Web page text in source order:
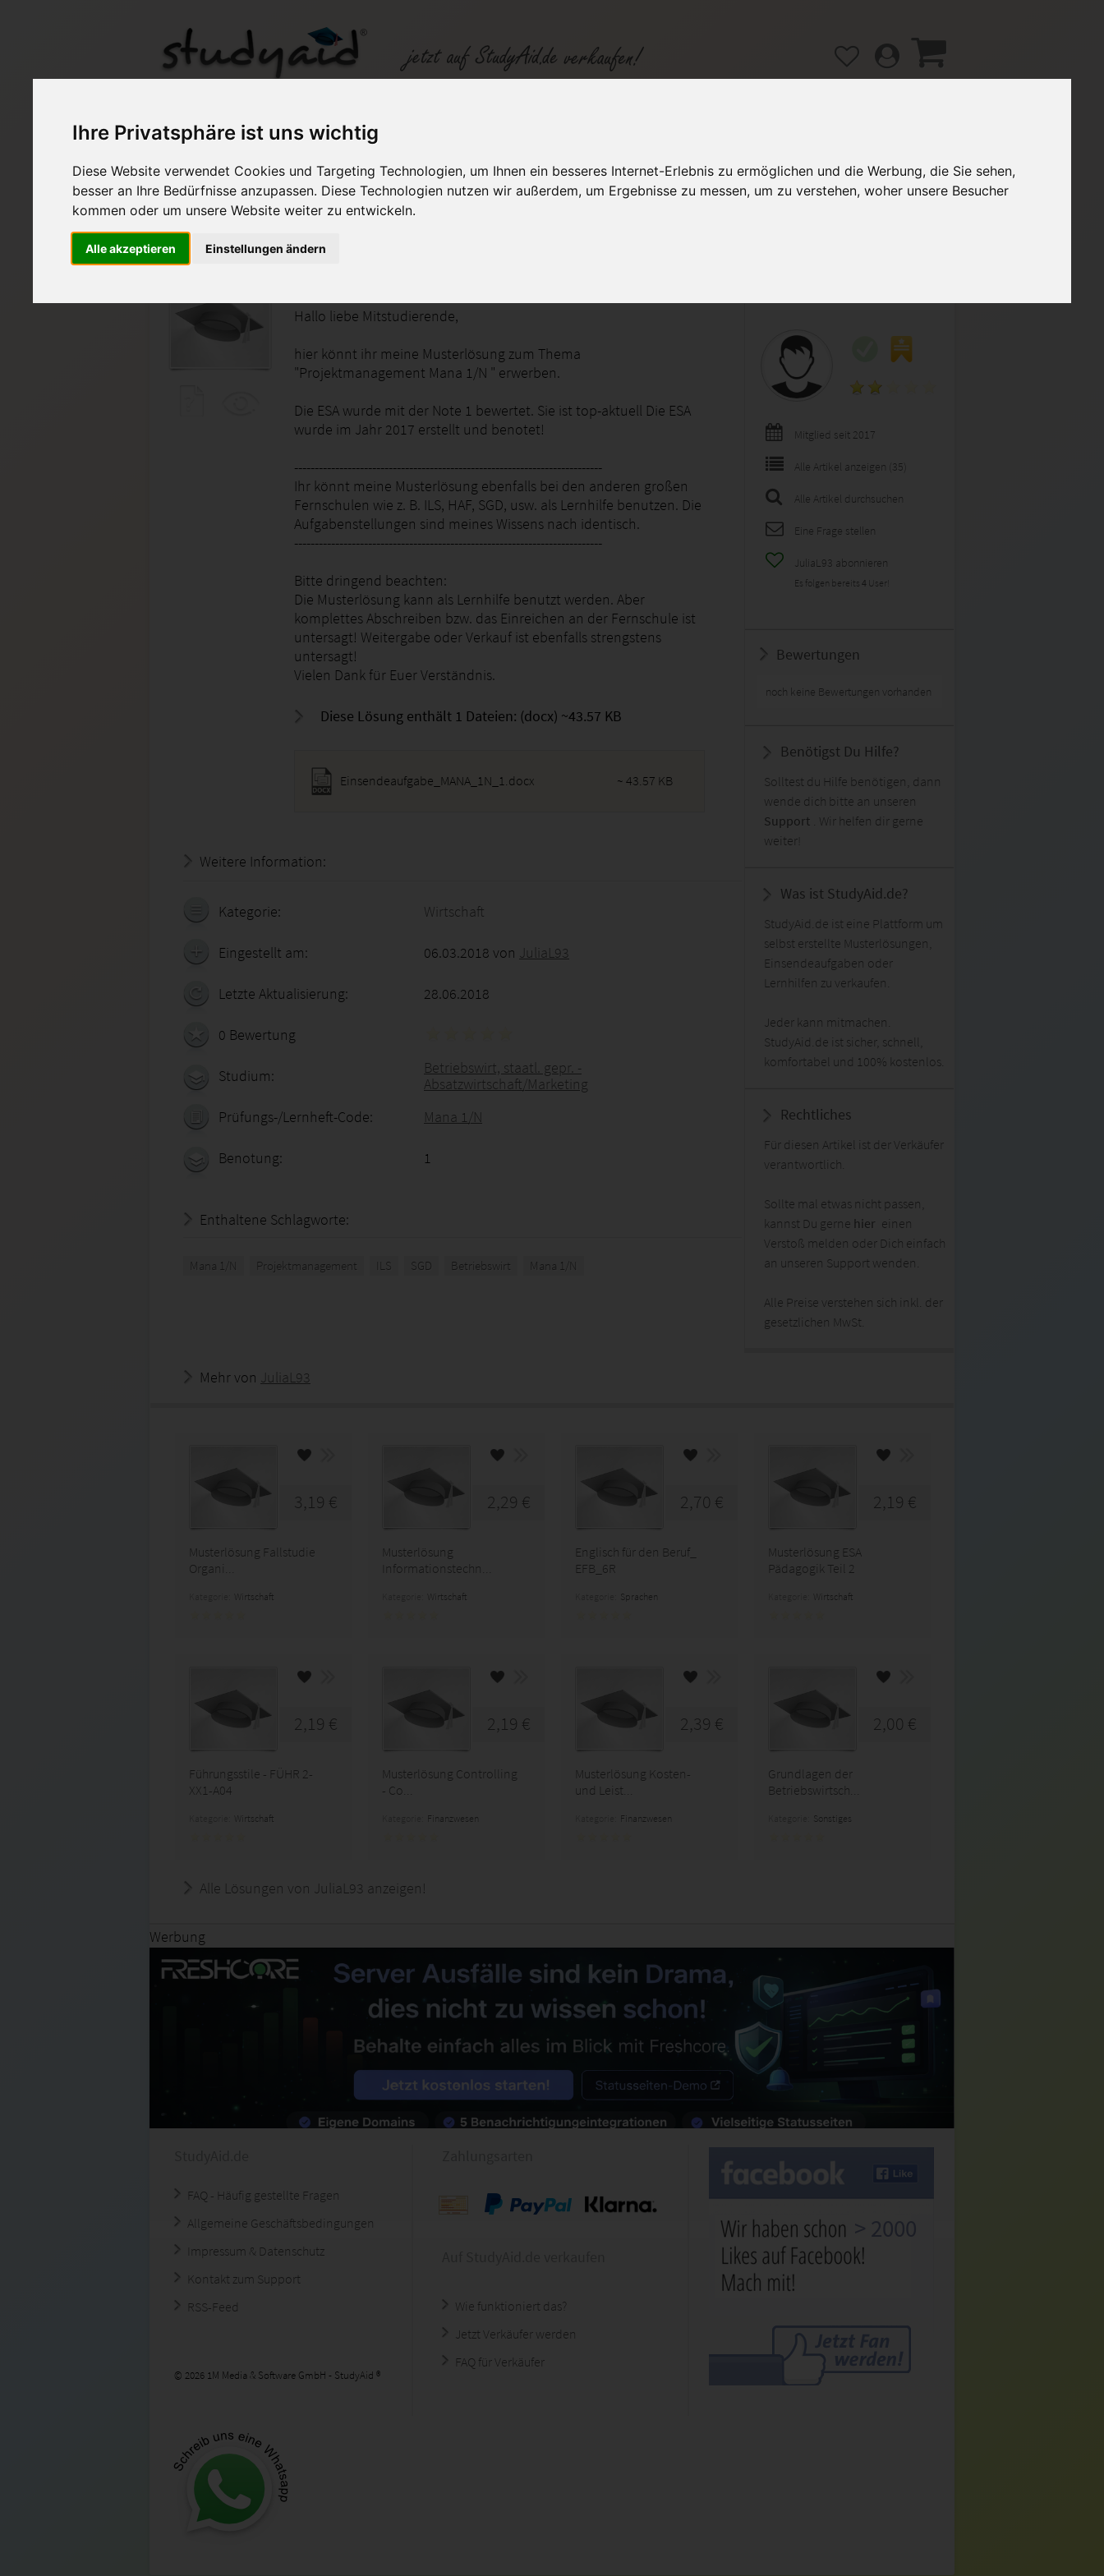
Ihre Privatsphäre ist uns wichtig
Diese Website verwendet Cookies und Targeting Technologien, um Ihnen ein besseres Internet-Erlebnis zu ermöglichen und die Werbung, die Sie sehen,
besser an Ihre Bedürfnisse anzupassen. Diese Technologien nutzen wir außerdem, um Ergebnisse zu messen, um zu verstehen, woher unsere Besucher
kommen oder um unsere Website weiter zu entwickeln.
Alle akzeptieren Einstellungen ändern
Musterlösung Projektmanagement Mana 1/N
Auf StudyAid.de verkaufen Kategorien Studiengänge / Lehrgänge Hilfe / FAQ
Hallo liebe Mitstudierende,
hier könnt ihr meine Musterlösung zum Thema
"Projektmanagement Mana 1/N " erwerben.
Die ESA wurde mit der Note 1 bewertet. Sie ist top-aktuell Die ESA
wurde im Jahr 2017 erstellt und benotet!
---------------------------------------------------------------------------
Ihr könnt meine Musterlösung ebenfalls bei den anderen großen
Fernschulen wie z. B. ILS, HAF, SGD, usw. als Lernhilfe benutzen. Die
Aufgabenstellungen sind meines Wissens nach identisch.
---------------------------------------------------------------------------
Bitte dringend beachten:
Die Musterlösung kann als Lernhilfe benutzt werden. Aber
komplettes Abschreiben bzw. das Einreichen an der Fernschule ist
untersagt! Weitergabe oder Verkauf ist ebenfalls strengstens
untersagt!
Vielen Dank für Euer Verständnis.
Diese Lösung enthält 1 Dateien: (docx) ~43.57 KB
Einsendeaufgabe_MANA_1N_1.docx ~ 43.57 KB
Weitere Information:
Kategorie: Wirtschaft
Eingestellt am: 06.03.2018 von JuliaL93
Letzte Aktualisierung: 28.06.2018
0 Bewertung
Studium:
Betriebswirt, staatl. gepr. -
Absatzwirtschaft/Marketing
Prüfungs-/Lernheft-Code:
Mana 1/N
Benotung: 1
Enthaltene Schlagworte:
Mana 1/N Projektmanagement ILS SGD Betriebswirt Mana 1/N
Mitglied seit 2017
Alle Artikel anzeigen (35)
Alle Artikel durchsuchen
Eine Frage stellen
JuliaL93 abonnieren
Es folgen bereits 4 User!
Bewertungen
noch keine Bewertungen vorhanden
Benötigst Du Hilfe?
Solltest du Hilfe benötigen, dann
wende dich bitte an unseren
Support . Wir helfen dir gerne
weiter!
Was ist StudyAid.de?
StudyAid.de ist eine Plattform um
selbst erstellte Musterlösungen,
Einsendeaufgaben oder
Lernhilfen zu verkaufen.
Jeder kann mitmachen.
StudyAid.de ist sicher, schnell,
komfortabel und 100% kostenlos.
Rechtliches
Für diesen Artikel ist der Verkäufer
verantwortlich.
Sollte mal etwas nicht passen,
kannst Du gerne hier einen
Verstoß melden oder Dich einfach
an unseren Support wenden.
Alle Preise verstehen sich inkl. der
gesetzlichen MwSt.
Mehr von JuliaL93
3,19 €
Musterlösung Fallstudie
Organi...
Wirtschaft
2,29 €
Musterlösung
Informationstechn...
Wirtschaft
2,70 €
Englisch für den Beruf_
EFB_6R
Sprachen
2,19 €
Musterlösung ESA
Pädagogik Teil 2
Wirtschaft
2,19 €
Führungsstile - FÜHR 2-
XX1-A04
Wirtschaft
2,19 €
Musterlösung Controlling
- Co...
Finanzwesen
2,39 €
Musterlösung Kosten-
und Leist...
Finanzwesen
2,00 €
Grundlagen der
Betriebswirtsch...
Sonstiges
Alle Lösungen von JuliaL93 anzeigen!
Werbung
FAQ - Häufig gestellte Fragen
Allgemeine Geschäftsbedingungen
Impressum & Datenschutz
Kontakt zum Support
RSS-Feed
© 2026 1M Media & Software GmbH - StudyAid ®
Wie funktioniert das?
Jetzt Verkäufer werden
FAQ für Verkäufer
> 2000